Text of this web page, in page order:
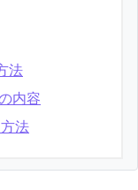
法
内容
法